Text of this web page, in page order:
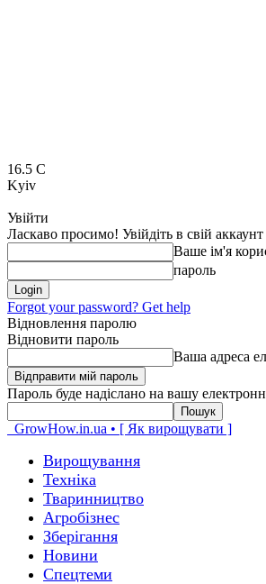
16.5 C
Kyiv
Увійти
Ласкаво просимо! Увійдіть в свій аккаунт
Ваше ім'я
пароль
Forgot your password? Get help
Відновлення паролю
Відновити пароль
Ваша адреса
Пароль буде надіслано на вашу
GrowHow.in.ua • [ Як вирощувати ]
Вирощування
Техніка
Тваринництво
Агробізнес
Зберігання
Новини
Спецтеми